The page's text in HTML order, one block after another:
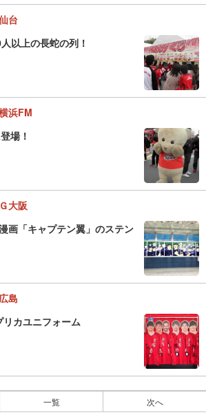
台
以上の長蛇の列！
浜FM
場！
大阪
「キャプテン翼」のステン
島
カユニフォーム
一覧 次へ